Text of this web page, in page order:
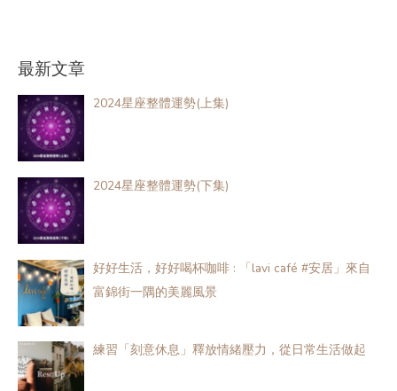
最新文章
2024星座整體運勢(上集)
2024星座整體運勢(下集)
好好生活，好好喝杯咖啡 : 「lavi café #安居」來自
富錦街一隅的美麗風景
練習「​​​​刻意休息​​​​」釋放情緒壓力，從日常生活做起